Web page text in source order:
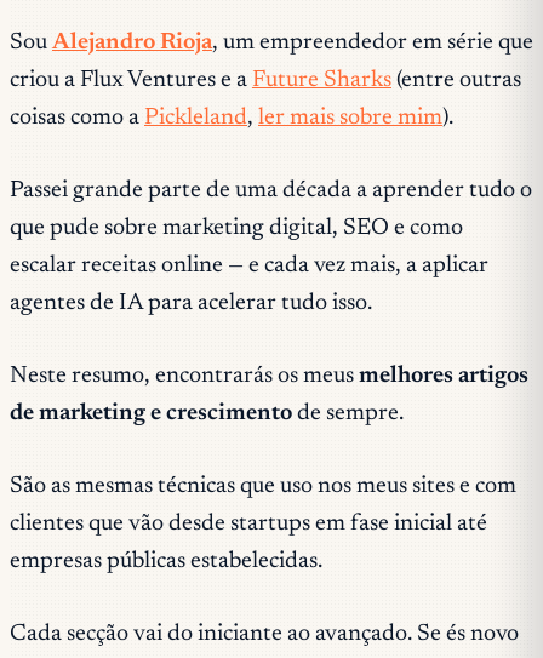
Sou Alejandro Rioja, um empreendedor em série que
criou a Flux Ventures e a Future Sharks (entre outras
coisas como a Pickleland, ler mais sobre mim).
Passei grande parte de uma década a aprender tudo o
que pude sobre marketing digital, SEO e como
escalar receitas online — e cada vez mais, a aplicar
agentes de IA para acelerar tudo isso.
Neste resumo, encontrarás os meus melhores artigos
de marketing e crescimento de sempre.
São as mesmas técnicas que uso nos meus sites e com
clientes que vão desde startups em fase inicial até
empresas públicas estabelecidas.
Cada secção vai do iniciante ao avançado. Se és novo